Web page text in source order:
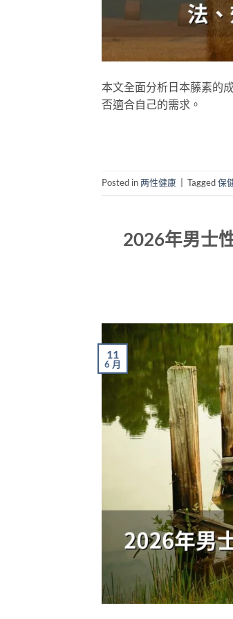
本文全面分析日本藤素的
否適合自己的需求。
Posted in两性健康 Tagged保
2026年男士
11
6 月